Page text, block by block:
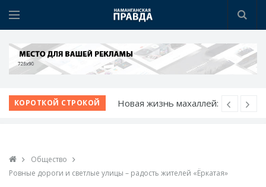
КОРОТКОЙ СТРОКОЙ
Новая жизнь махаллей:
возможностями
Общество
Ровные дороги и светлые улицы – радость жителей «Ёркатая»